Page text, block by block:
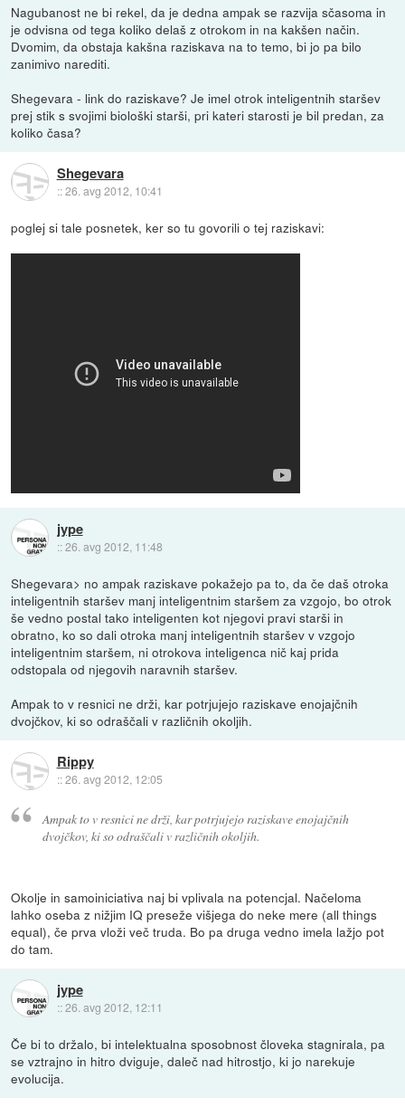
Nagubanost ne bi rekel, da je dedna ampak se razvija sčasoma in
je odvisna od tega koliko delaš z otrokom in na kakšen način.
Dvomim, da obstaja kakšna raziskava na to temo, bi jo pa bilo
zanimivo narediti.
Shegevara - link do raziskave? Je imel otrok inteligentnih staršev
prej stik s svojimi biološki starši, pri kateri starosti je bil predan, za
koliko časa?
Shegevara
::26. avg 2012, 10:41
poglej si tale posnetek, ker so tu govorili o tej raziskavi:
jype
::26. avg 2012, 11:48
Shegevara> no ampak raziskave pokažejo pa to, da če daš otroka
inteligentnih staršev manj inteligentnim staršem za vzgojo, bo otrok
še vedno postal tako inteligenten kot njegovi pravi starši in
obratno, ko so dali otroka manj inteligentnih staršev v vzgojo
inteligentnim staršem, ni otrokova inteligenca nič kaj prida
odstopala od njegovih naravnih staršev.
Ampak to v resnici ne drži, kar potrjujejo raziskave enojajčnih
dvojčkov, ki so odraščali v različnih okoljih.
Rippy
::26. avg 2012, 12:05
Ampak to v resnici ne drži, kar potrjujejo raziskave enojajčnih
dvojčkov, ki so odraščali v različnih okoljih.
Okolje in samoiniciativa naj bi vplivala na potencjal. Načeloma
lahko oseba z nižjim IQ preseže višjega do neke mere (all things
equal), če prva vloži več truda. Bo pa druga vedno imela lažjo pot
do tam.
jype
::26. avg 2012, 12:11
Če bi to držalo, bi intelektualna sposobnost človeka stagnirala, pa
se vztrajno in hitro dviguje, daleč nad hitrostjo, ki jo narekuje
evolucija.